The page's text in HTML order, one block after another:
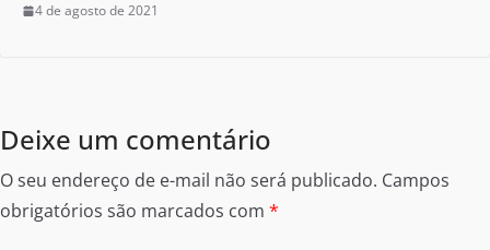
4 de agosto de 2021
Deixe um comentário
O seu endereço de e-mail não será publicado. Campos
obrigatórios são marcados com *